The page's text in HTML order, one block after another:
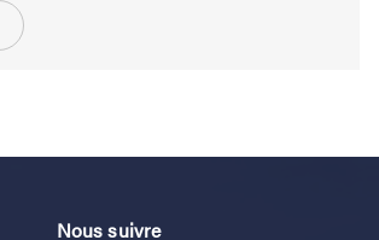
Nous suivre